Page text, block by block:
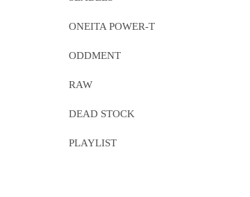
ONEITA POWER-T
ODDMENT
RAW
DEAD STOCK
PLAYLIST